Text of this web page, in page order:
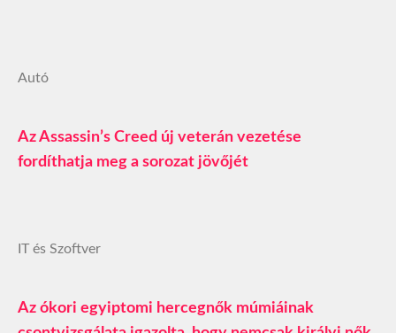
Autó
Az Assassin’s Creed új veterán vezetése
fordíthatja meg a sorozat jövőjét
IT és Szoftver
Az ókori egyiptomi hercegnők múmiáinak